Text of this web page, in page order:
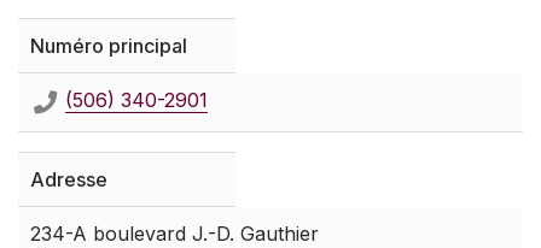
Numéro principal
(506) 340-2901
Adresse
234-A boulevard J.-D. Gauthier